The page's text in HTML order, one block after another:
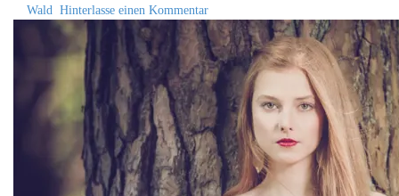
Wald
Hinterlasse einen Kommentar